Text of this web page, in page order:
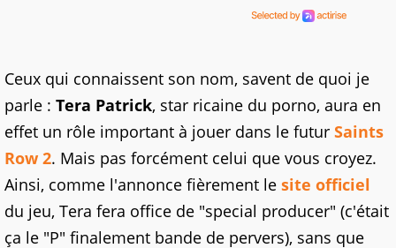
Ceux qui connaissent son nom, savent de quoi je
parle : Tera Patrick, star ricaine du porno, aura en
effet un rôle important à jouer dans le futur Saints
Row 2. Mais pas forcément celui que vous croyez.
Ainsi, comme l'annonce fièrement le site officiel
du jeu, Tera fera office de "special producer" (c'était
ça le "P" finalement bande de pervers), sans que